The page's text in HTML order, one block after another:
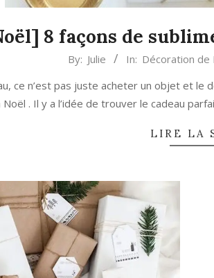
8 façons de
By: Julie In: Décoration de
ce n’est pas juste acheter un objet et le
. Il y a l’idée de trouver le cadeau
LIRE LA